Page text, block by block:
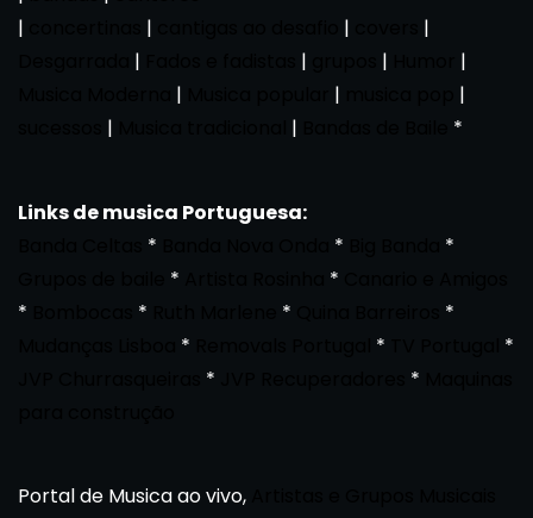
|
| |
|
| | |
|
| |
|
| | *
Links de musica Portuguesa:
* *
*
* *
*
* *
*
* *
*
* *
Portal de Musica ao vivo,